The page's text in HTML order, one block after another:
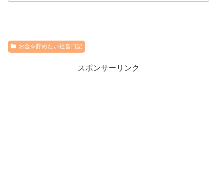
お金を貯めたい社畜日記
スポンサーリンク